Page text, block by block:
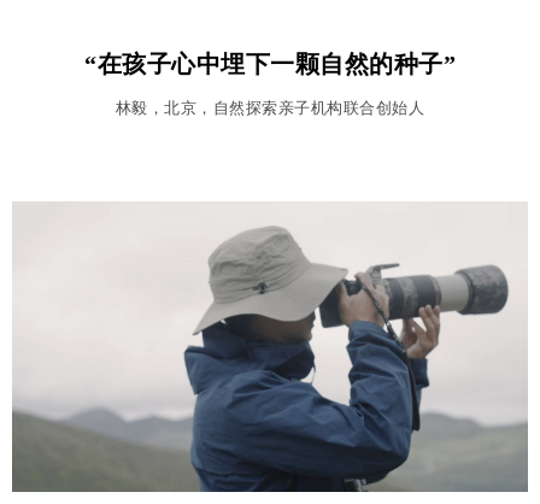
“在孩子心中埋下一颗自然的种子”
林毅，北京，自然探索亲子机构联合创始人